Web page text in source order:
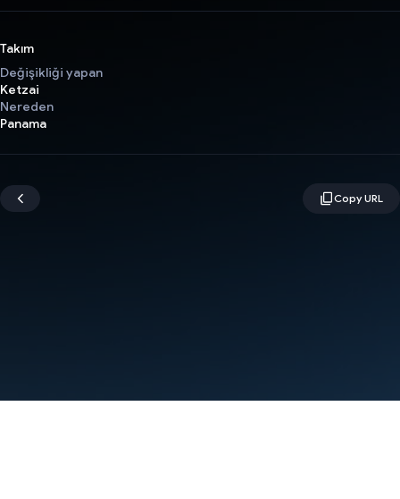
Takım
Değişikliği yapan
Ketzai
Nereden
Panama